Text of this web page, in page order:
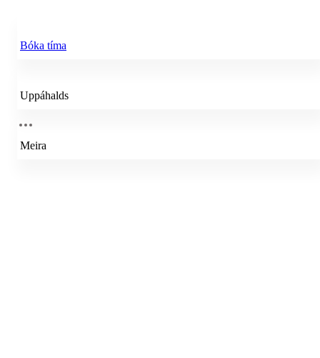
Bóka tíma
Uppáhalds
Meira